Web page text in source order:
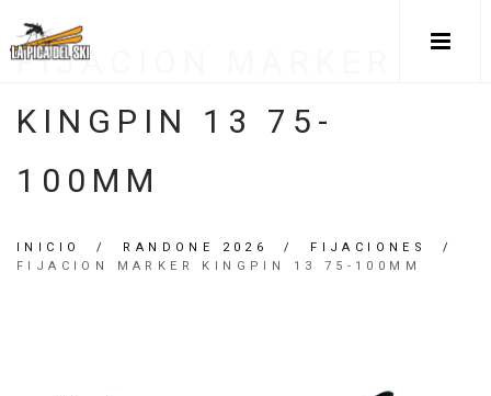
FIJACION MARKER
KINGPIN 13 75-
100MM
INICIO / RANDONE 2026 / FIJACIONES
/
FIJACION MARKER KINGPIN 13 75-100MM